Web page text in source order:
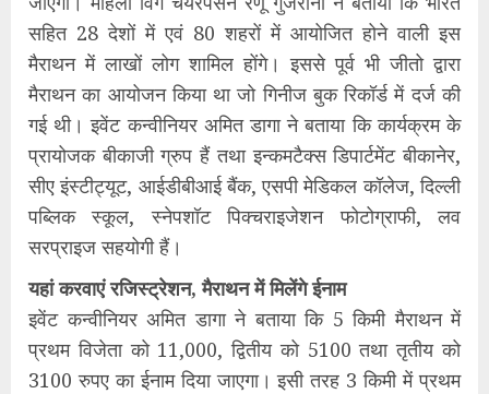
सहित 28 देशों में एवं 80 शहरों में आयोजित होने वाली इस
मैराथन में लाखों लोग शामिल होंगे। इससे पूर्व भी जीतो द्वारा
मैराथन का आयोजन किया था जो गिनीज बुक रिकॉर्ड में दर्ज की
गई थी। इवेंट कन्वीनियर अमित डागा ने बताया कि कार्यक्रम के
प्रायोजक बीकाजी ग्रुप हैं तथा इन्कमटैक्स डिपार्टमेंट बीकानेर,
सीए इंस्टीट्यूट, आईडीबीआई बैंक, एसपी मेडिकल कॉलेज, दिल्ली
पब्लिक स्कूल, स्नेपशॉट पिक्चराइजेशन फोटोग्राफी, लव
सरप्राइज सहयोगी हैं।
यहां करवाएं रजिस्ट्रेशन, मैराथन में मिलेंगे ईनाम
इवेंट कन्वीनियर अमित डागा ने बताया कि 5 किमी मैराथन में
प्रथम विजेता को 11,000, द्वितीय को 5100 तथा तृतीय को
3100 रुपए का ईनाम दिया जाएगा। इसी तरह 3 किमी में प्रथम